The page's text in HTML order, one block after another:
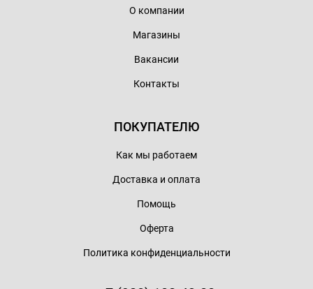
О компании
Магазины
Вакансии
Контакты
ПОКУПАТЕЛЮ
Как мы работаем
Доставка и оплата
Помощь
Оферта
Политика конфиденциальности